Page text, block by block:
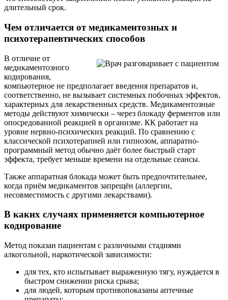
длительный срок.
Чем отличается от медикаментозных и
психотерапевтических способов
В отличие от
медикаментозного
кодирования,
компьютерное не предполагает введения препаратов и,
соответственно, не вызывает системных побочных эффектов,
характерных для лекарственных средств. Медикаментозные
методы действуют химически – через блокаду ферментов или
опосредованной реакцией в организме. КК работает на
уровне нервно-психических реакций. По сравнению с
классической психотерапией или гипнозом, аппаратно-
программный метод обычно даёт более быстрый старт
эффекта, требует меньше времени на отдельные сеансы.
Также аппаратная блокада может быть предпочтительнее,
когда приём медикаментов запрещён (аллергии,
несовместимость с другими лекарствами).
В каких случаях применяется компьютерное
кодирование
Метод показан пациентам с различными стадиями
алкогольной, наркотической зависимости:
для тех, кто испытывает выраженную тягу, нуждается в
быстром снижении риска срыва;
для людей, которым противопоказаны аптечные